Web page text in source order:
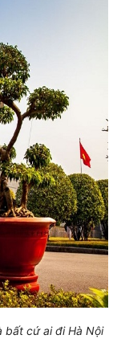
bất cứ ai đi Hà Nội